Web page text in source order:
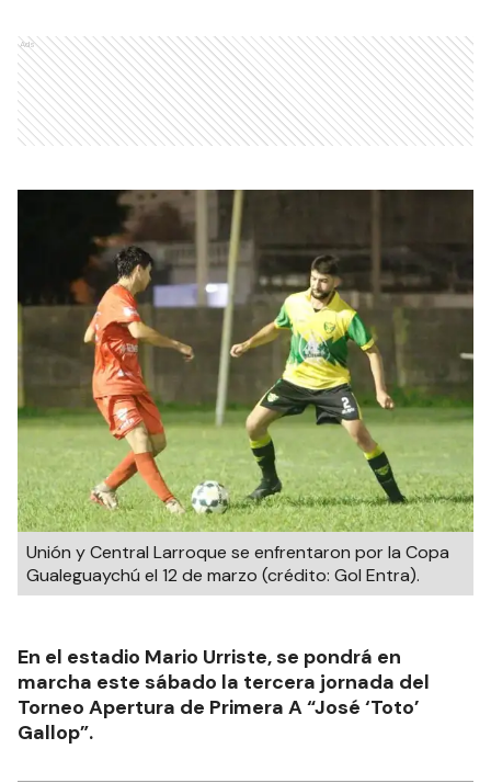
Ads
Unión y Central Larroque se enfrentaron por la Copa
Gualeguaychú el 12 de marzo (crédito: Gol Entra).
En el estadio Mario Urriste, se pondrá en
marcha este sábado la tercera jornada del
Torneo Apertura de Primera A “José ‘Toto’
Gallop”.